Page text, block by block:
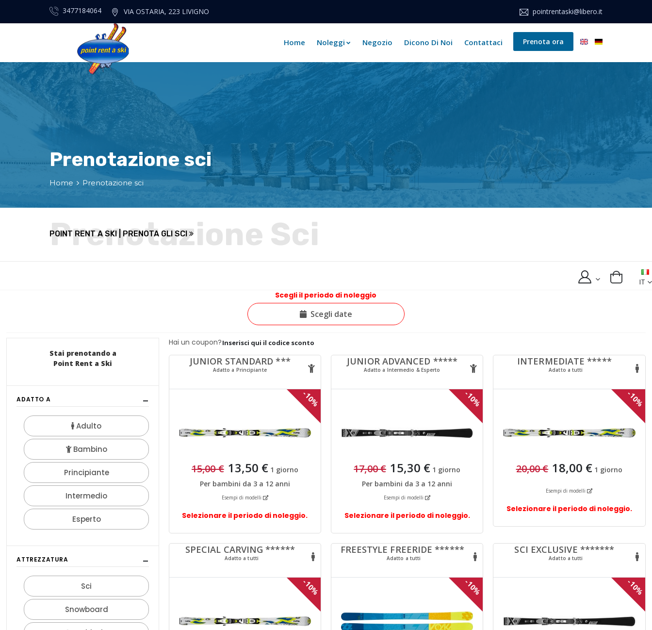
3477184064 VIA OSTARIA, 223 LIVIGNO pointrentaski@libero.it
Prenota ora
Home Noleggi Negozio Dicono Di Noi Contattaci
Prenotazione sci
Home Prenotazione sci
POINT RENT A SKI | PRENOTA GLI SCI